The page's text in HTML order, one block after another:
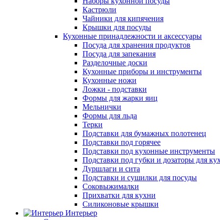
Кастрюли
Чайники для кипячения
Крышки для посуды
Кухонные принадлежности и аксессуары
Посуда для хранения продуктов
Посуда для запекания
Разделочные доски
Кухонные приборы и инструменты
Кухонные ножи
Ложки - подставки
Формы для жарки яиц
Мельнички
Формы для льда
Терки
Подставки для бумажных полотенец
Подставки под горячее
Подставки под кухонные инструменты
Подставки под губки и дозаторы для
Дуршлаги и сита
Подставки и сушилки для посуды
Соковыжималки
Прихватки для кухни
Силиконовые крышки
Интерьер